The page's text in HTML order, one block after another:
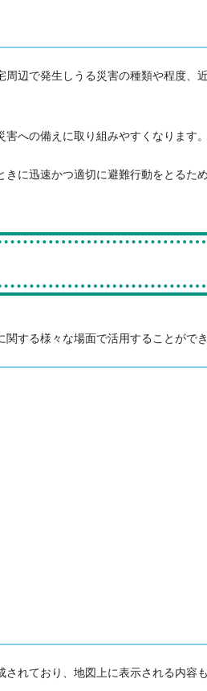
辺で発生しうる災害の種類や程度、
への備えに取り組みやすくなります。
に迅速かつ適切に避難行動をとるた
する様々な場面で活用することができ
れており、地図上に表示される内容